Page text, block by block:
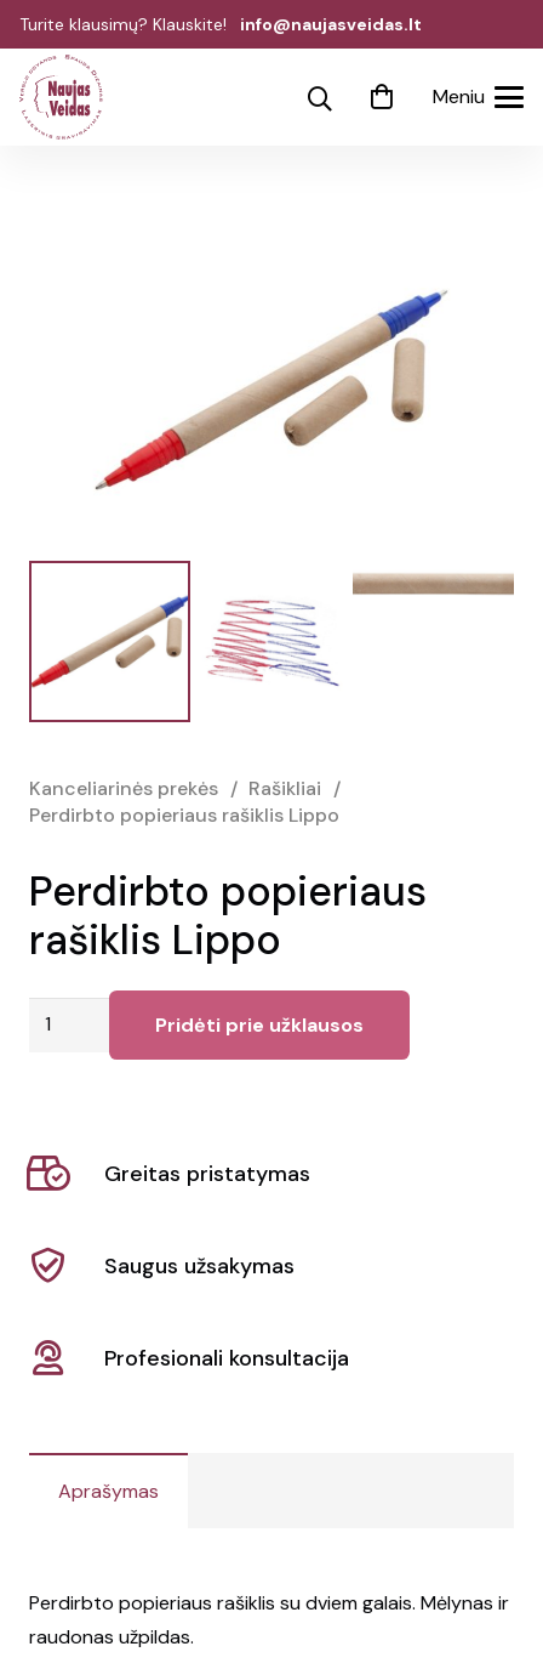
Turite klausimų? Klauskite! info@naujasveidas.lt
Meniu
Kanceliarinės prekės / Rašikliai /
Perdirbto popieriaus rašiklis Lippo
Perdirbto popieriaus
rašiklis Lippo
produkto
Lippo
Pridėti prie užklausos
Greitas pristatymas
Saugus užsakymas
Profesionali konsultacija
Aprašymas
Perdirbto popieriaus rašiklis su dviem galais. Mėlynas ir
raudonas užpildas.